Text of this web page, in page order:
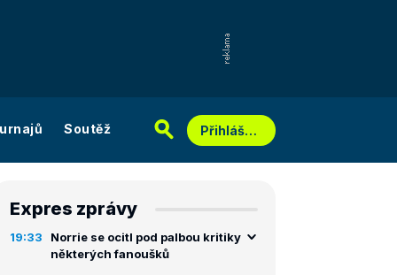
Soutěž Přihlášení
Expres zprávy
19:33
Norrie se ocitl pod palbou kritiky
některých fanoušků